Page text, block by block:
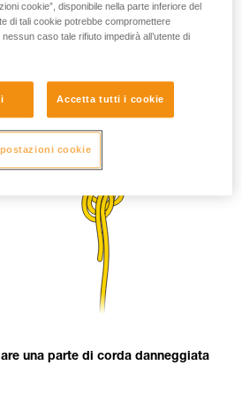
una parte di corda danneggiata
cookie”, disponibile nella parte inferiore del
di tali cookie potrebbe compromettere
nessun caso tale rifiuto impedirà all’utente di
Accetta tutti i cookie
cookie